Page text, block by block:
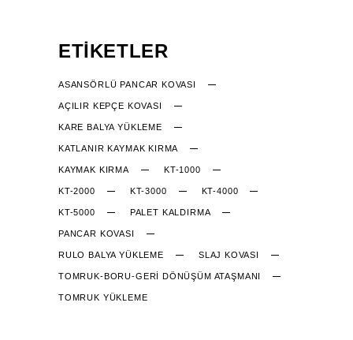
ETIKETLER
ASANSÖRLÜ PANCAR KOVASI
AÇILIR KEPÇE KOVASI
KARE BALYA YÜKLEME
KATLANIR KAYMAK KIRMA
KAYMAK KIRMA KT-1000
KT-2000 KT-3000 KT-4000
KT-5000 PALET KALDIRMA
PANCAR KOVASI
RULO BALYA YÜKLEME SLAJ KOVASI
TOMRUK-BORU-GERİ DÖNÜŞÜM ATAŞMANI
TOMRUK YÜKLEME